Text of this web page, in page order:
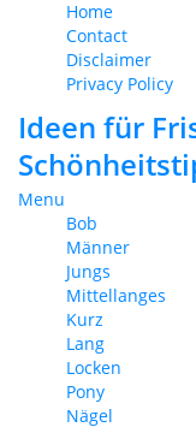
Home
Contact
Disclaimer
Privacy Policy
Ideen für
Menu
Bob
Männer
Jungs
Mittellanges
Kurz
Lang
Locken
Pony
Nägel